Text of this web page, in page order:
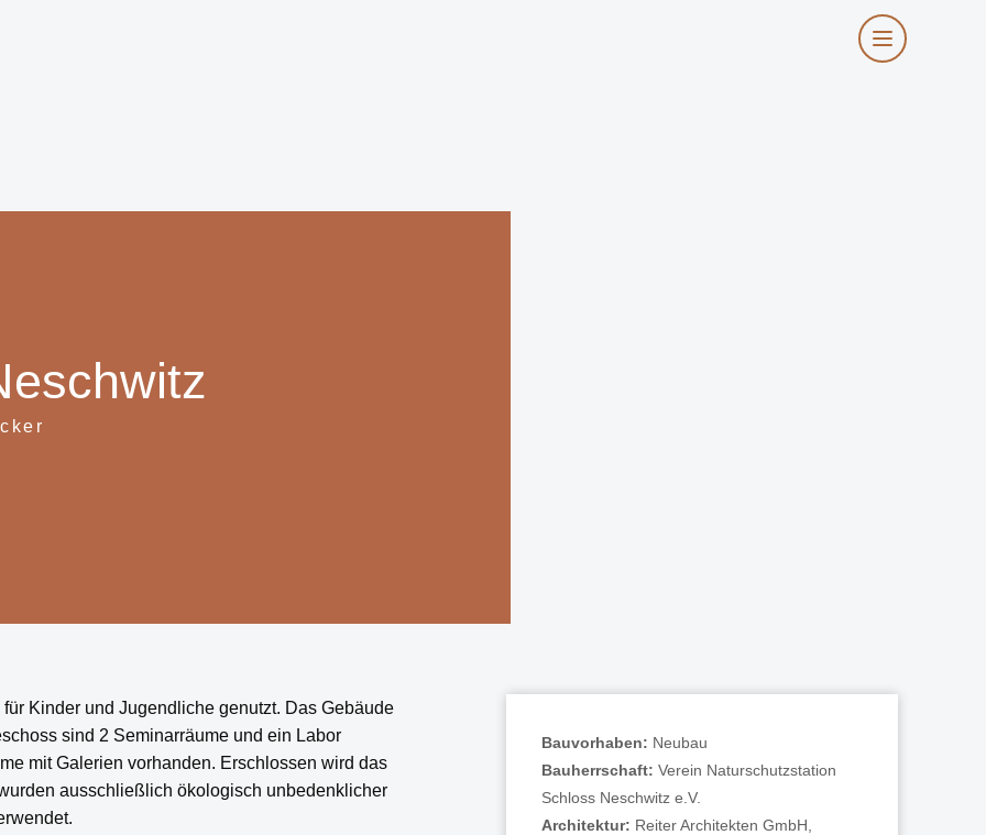
Kinder und Jugendliche genutzt. Das Gebäude
sind 2 Seminarräume und ein Labor
mit Galerien vorhanden. Erschlossen wird das
ausschließlich ökologisch unbedenklicher
Bauvorhaben: Neubau
Bauherrschaft:Verein Naturschutzstation
Schloss Neschwitz e.V.
Architektur: Reiter Architekten GmbH,